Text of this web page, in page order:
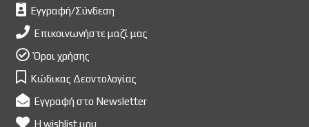
Εγγραφή/Σύνδεση
Επικοινωνήστε μαζί μας
Όροι χρήσης
Κώδικας Δεοντολογίας
Εγγραφή στο Newsletter
Η wishlist μου